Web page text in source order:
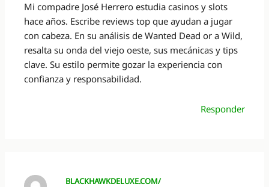
Mi compadre José Herrero estudia casinos y slots
hace años. Escribe reviews top que ayudan a jugar
con cabeza. En su análisis de Wanted Dead or a Wild,
resalta su onda del viejo oeste, sus mecánicas y tips
clave. Su estilo permite gozar la experiencia con
confianza y responsabilidad.
Responder
BLACKHAWKDELUXE.COM/